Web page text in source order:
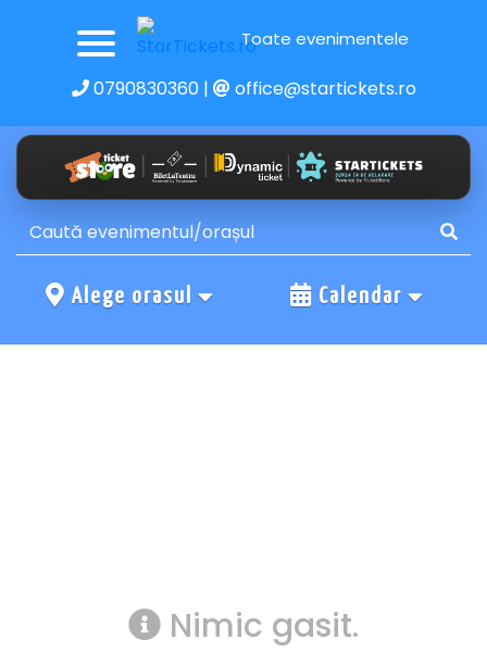
Toate evenimentele
0790830360| office@startickets.ro
Alege orasul Calendar
Nimic gasit.